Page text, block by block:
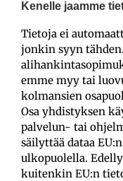
Kenelle jaamme
Tietoja ei
jonkin syyn
emme myy tai
kolmansien
Osa yhdistyksen
palvelun- tai
säilyttää dataa
ulkopuolella.
kuitenkin EU:n